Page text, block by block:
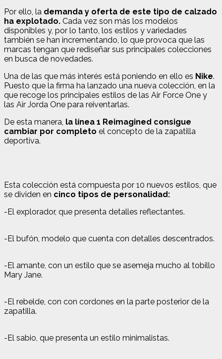
Por ello, la demanda y oferta de este tipo de calzado
ha explotado. Cada vez son más los modelos
disponibles y, por lo tanto, los estilos y variedades
también se han incrementando, lo que provoca que las
marcas tengan que rediseñar sus principales colecciones
en busca de novedades.
Una de las que más interés está poniendo en ello es Nike.
Puesto que la firma ha lanzado una nueva colección, en la
que recoge los principales estilos de las Air Force One y
las Air Jorda One para reiventarlas.
De esta manera, la línea 1 Reimagined consigue
cambiar por completo el concepto de la zapatilla
deportiva.
Esta colección está compuesta por 10 nuevos estilos, que
se dividen en cinco tipos de personalidad:
-El explorador, que presenta detalles reflectantes.
-El bufón, modelo que cuenta con detalles descentrados.
-El amante, con un estilo que se asemeja mucho al tobillo
Mary Jane.
-El rebelde, con con cordones en la parte posterior de la
zapatilla.
-El sabio, que presenta un estilo minimalistas.